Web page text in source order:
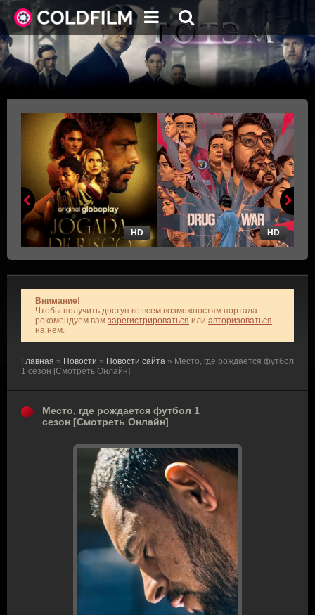
HD HD
Внимание!
Чтобы получить доступ ко всем возможностям портала -
рекомендуем вам зарегистрироваться или авторизоваться
на нем.
Главная » Новости » Новости сайта » Место, где рождается футбол
1 сезон [Смотреть Онлайн]
Место, где рождается футбол 1
сезон [Смотреть Онлайн]